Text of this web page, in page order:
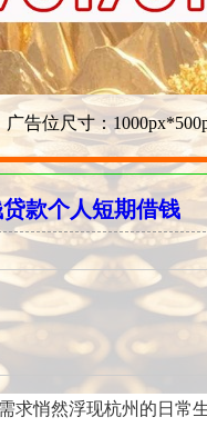
广告位尺寸：
款个人短期借钱
求悄然浮现杭州的日常